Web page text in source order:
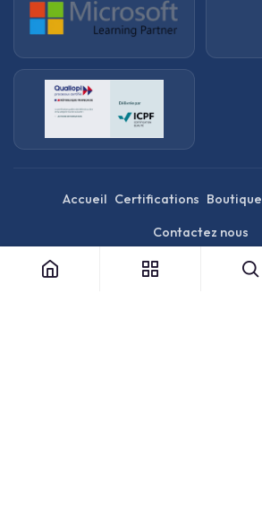
Accueil Certifications Boutique
Contactez nous